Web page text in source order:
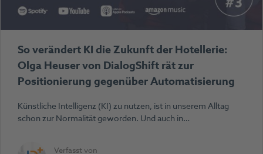
So verändert KI die Zukunft der Hotellerie:
Olga Heuser von DialogShift rät zur
Positionierung gegenüber Automatisierung
Künstliche Intelligenz (KI) zu nutzen, ist in unserem Alltag
schon zur Normalität geworden. Und auch in…
Verfasst von